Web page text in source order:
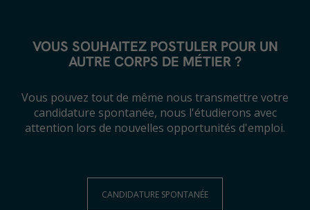
VOUS SOUHAITEZ POSTULER POUR UN
AUTRE CORPS DE MÉTIER ?
Vous pouvez tout de même nous transmettre votre
candidature spontanée, nous l'étudierons avec
attention lors de nouvelles opportunités d'emploi.
CANDIDATURE SPONTANÉE